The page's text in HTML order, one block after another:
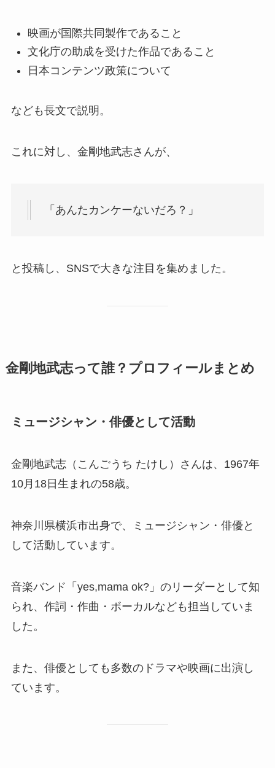
映画が国際共同製作であること
文化庁の助成を受けた作品であること
日本コンテンツ政策について
なども長文で説明。
これに対し、金剛地武志さんが、
「あんたカンケーないだろ？」
と投稿し、SNSで大きな注目を集めました。
金剛地武志って誰？プロフィールまとめ
ミュージシャン・俳優として活動
金剛地武志（こんごうち たけし）さんは、1967年
10月18日生まれの58歳。
神奈川県横浜市出身で、ミュージシャン・俳優と
して活動しています。
音楽バンド「yes,mama ok?」のリーダーとして知
られ、作詞・作曲・ボーカルなども担当していま
した。
また、俳優としても多数のドラマや映画に出演し
ています。